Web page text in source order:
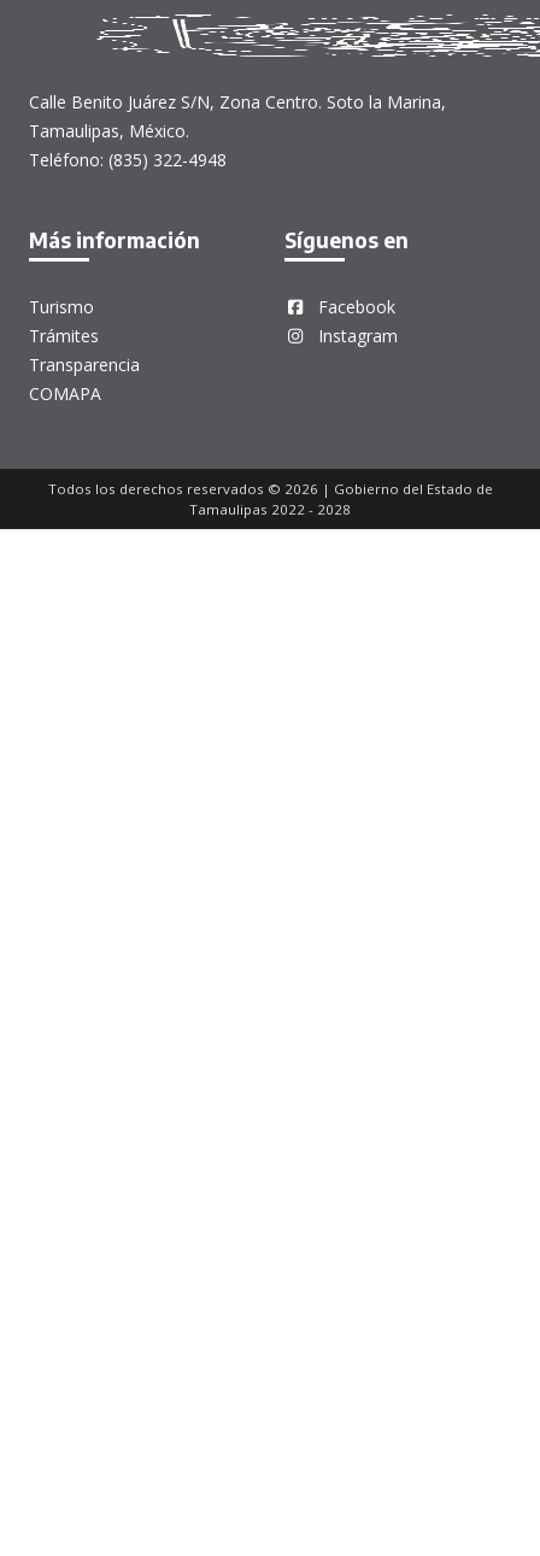
Calle Benito Juárez S/N, Zona Centro. Soto la Marina,
Tamaulipas, México.
Teléfono: (835) 322-4948
Más información
Turismo
Trámites
Transparencia
COMAPA
Síguenos en
Facebook
Instagram
Todos los derechos reservados © 2026 | Gobierno del Estado de
Tamaulipas 2022 - 2028